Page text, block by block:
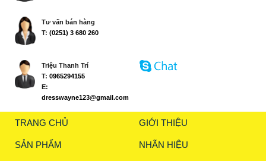
Tư vấn bán hàng
T: (0251) 3 680 260
Triệu Thanh Trí
T: 0965294155
E:
dresswayne123@gmail.com
TRANG CHỦ GIỚI THIỆU
SẢN PHẨM NHÃN HIỆU